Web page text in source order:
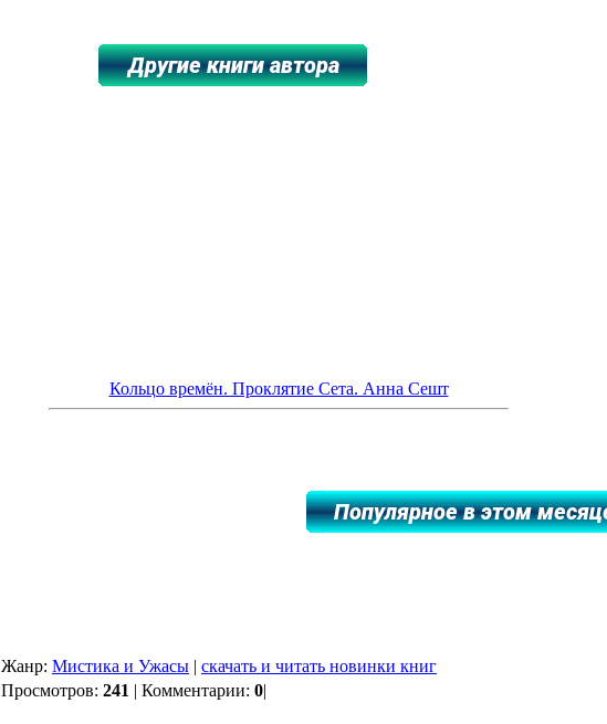
Кольцо времён. Проклятие Сета. Анна Сешт
Жанр: Мистика и Ужасы | скачать и читать новинки книг
Просмотров: 241 | Комментарии: 0|